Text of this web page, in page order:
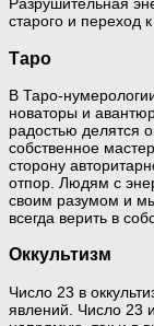
старого и переход
Таро
В Таро-
новаторы и
радостью делятся
собственное
сторону
отпор. Людям с
своим разумом и
всегда верить в
Оккультизм
Число 23 в
явлений. Число 23